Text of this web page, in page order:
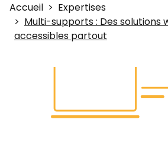
Accueil
Expertises
Multi-supports : Des solutions
accessibles partout